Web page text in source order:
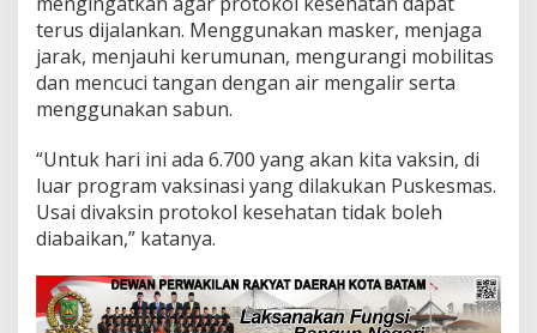
terus dijalankan. Menggunakan masker, menjaga
jarak, menjauhi kerumunan, mengurangi mobilitas
dan mencuci tangan dengan air mengalir serta
menggunakan sabun.
“Untuk hari ini ada 6.700 yang akan kita vaksin, di
luar program vaksinasi yang dilakukan Puskesmas.
Usai divaksin protokol kesehatan tidak boleh
diabaikan,” katanya.